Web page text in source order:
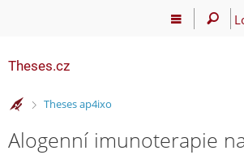
Theses.cz
>
Theses ap4ixo
Alogenní imunoterapie